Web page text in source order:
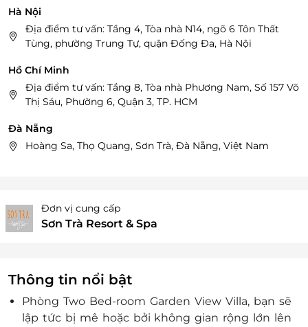
Hà Nội
Địa điểm tư vấn: Tầng 4, Tòa nhà N14, ngõ 6 Tôn Thất
Tùng, phường Trung Tự, quận Đống Đa, Hà Nội
Hồ Chí Minh
Địa điểm tư vấn: Tầng 8, Tòa nhà Phương Nam, Số 157 Võ
Thị Sáu, Phường 6, Quận 3, TP. HCM
Đà Nẵng
Hoàng Sa, Thọ Quang, Sơn Trà, Đà Nẵng, Việt Nam
Đơn vị cung cấp
Sơn Trà Resort & Spa
Thông tin nổi bật
Phòng Two Bed-room Garden View Villa, bạn sẽ
lập tức bị mê hoặc bởi không gian rộng lớn lên